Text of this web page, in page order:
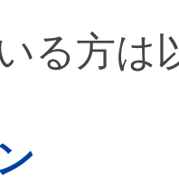
る方は